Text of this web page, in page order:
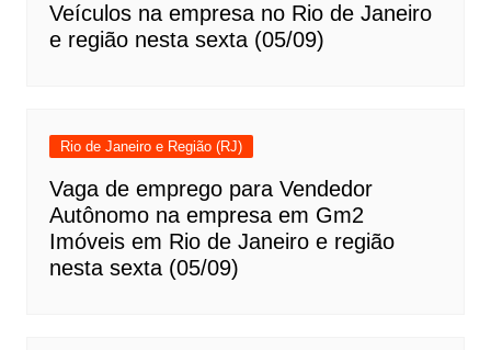
Veículos na empresa no Rio de Janeiro
e região nesta sexta (05/09)
Rio de Janeiro e Região (RJ)
Vaga de emprego para Vendedor
Autônomo na empresa em Gm2
Imóveis em Rio de Janeiro e região
nesta sexta (05/09)